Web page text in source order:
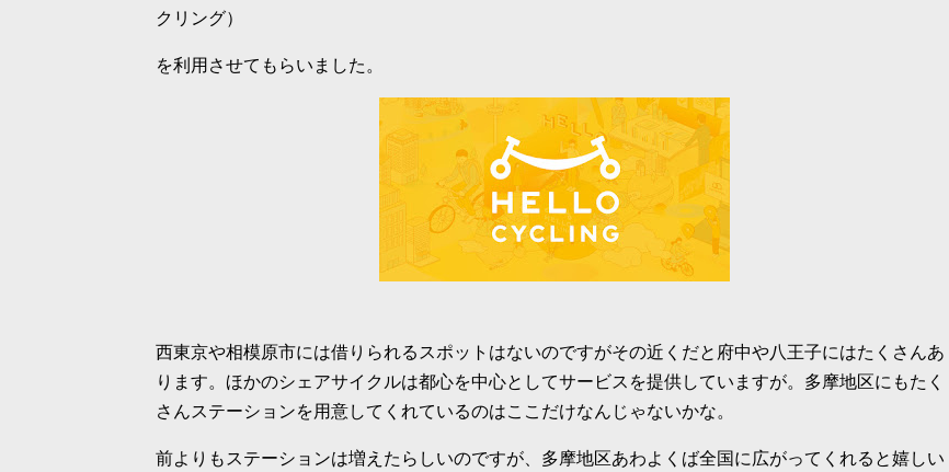
クリング）
を利用させてもらいました。
西東京や相模原市には借りられるスポットはないのですがその近くだと府中や八王子にはたくさんあ
ります。ほかのシェアサイクルは都心を中心としてサービスを提供していますが。多摩地区にもたく
さんステーションを用意してくれているのはここだけなんじゃないかな。
前よりもステーションは増えたらしいのですが、多摩地区あわよくば全国に広がってくれると嬉しい